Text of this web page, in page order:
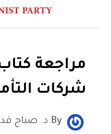
مراجعة
شركات
By د. صباح